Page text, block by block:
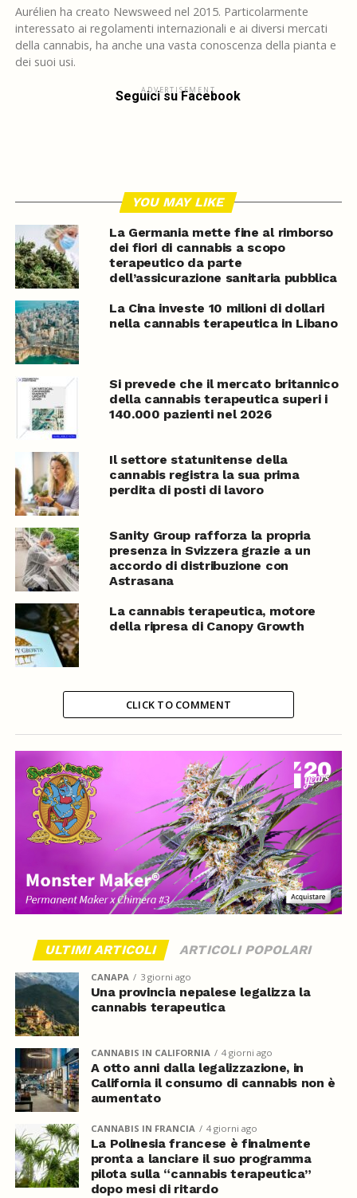
Aurélien ha creato Newsweed nel 2015. Particolarmente
interessato ai regolamenti internazionali e ai diversi mercati
della cannabis, ha anche una vasta conoscenza della pianta e
dei suoi usi.
ADVERTISEMENT
Seguici su Facebook
YOU MAY LIKE
La Germania mette fine al rimborso
dei fiori di cannabis a scopo
terapeutico da parte
dell’assicurazione sanitaria pubblica
La Cina investe 10 milioni di dollari
nella cannabis terapeutica in Libano
Si prevede che il mercato britannico
della cannabis terapeutica superi i
140.000 pazienti nel 2026
Il settore statunitense della
cannabis registra la sua prima
perdita di posti di lavoro
Sanity Group rafforza la propria
presenza in Svizzera grazie a un
accordo di distribuzione con
Astrasana
La cannabis terapeutica, motore
della ripresa di Canopy Growth
CLICK TO COMMENT
ULTIMI ARTICOLI ARTICOLI POPOLARI
CANAPA 3 giorni ago
Una provincia nepalese legalizza la
cannabis terapeutica
CANNABIS IN CALIFORNIA 4 giorni ago
A otto anni dalla legalizzazione, in
California il consumo di cannabis non è
aumentato
CANNABIS IN FRANCIA 4 giorni ago
La Polinesia francese è finalmente
pronta a lanciare il suo programma
pilota sulla “cannabis terapeutica”
dopo mesi di ritardo